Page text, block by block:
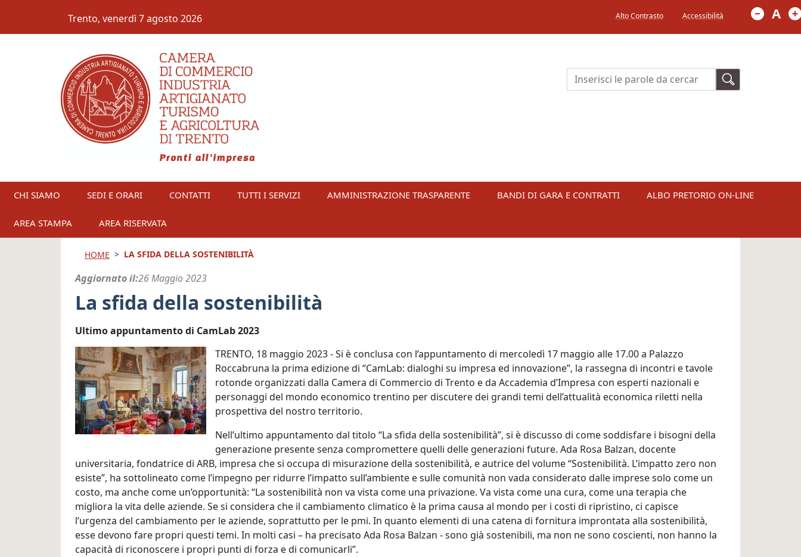
Trento, venerdì 7 agosto 2026 Menù in alto a destra
Alto Contrasto Accessibilità A
Cerca
CHI SIAMO SEDI E ORARI CONTATTI TUTTI I SERVIZI AMMINISTRAZIONE TRASPARENTE BANDI DI GARA E CONTRATTI ALBO PRETORIO ON-LINE
AREA STAMPA AREA RISERVATA
HOME LA SFIDA DELLA SOSTENIBILITÀ
Aggiornato il 26 Maggio 2023
La sfida della sostenibilità
Ultimo appuntamento di CamLab 2023
TRENTO, 18 maggio 2023 - Si è conclusa con l’appuntamento di mercoledì 17 maggio alle 17.00 a Palazzo
Roccabruna la prima edizione di “CamLab: dialoghi su impresa ed innovazione”, la rassegna di incontri e tavole
rotonde organizzati dalla Camera di Commercio di Trento e da Accademia d’Impresa con esperti nazionali e
personaggi del mondo economico trentino per discutere dei grandi temi dell’attualità economica riletti nella
prospettiva del nostro territorio.
Nell’ultimo appuntamento dal titolo “La sfida della sostenibilità”, si è discusso di come soddisfare i bisogni della
generazione presente senza compromettere quelli delle generazioni future. Ada Rosa Balzan, docente
universitaria, fondatrice di ARB, impresa che si occupa di misurazione della sostenibilità, e autrice del volume “Sostenibilità. L’impatto zero non
esiste”, ha sottolineato come l’impegno per ridurre l’impatto sull’ambiente e sulle comunità non vada considerato dalle imprese solo come un
costo, ma anche come un’opportunità: “La sostenibilità non va vista come una privazione. Va vista come una cura, come una terapia che
migliora la vita delle aziende. Se si considera che il cambiamento climatico è la prima causa al mondo per i costi di ripristino, ci capisce
l’urgenza del cambiamento per le aziende, soprattutto per le pmi. In quanto elementi di una catena di fornitura improntata alla sostenibilità,
esse devono fare propri questi temi. In molti casi – ha precisato Ada Rosa Balzan - sono già sostenibili, ma non ne sono coscienti, non hanno la
capacità di riconoscere i propri punti di forza e di comunicarli”.